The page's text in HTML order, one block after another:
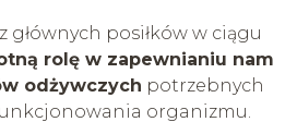
głównych posiłków w ciągu
rolę w zapewnianiu nam
odżywczych potrzebnych
organizmu.